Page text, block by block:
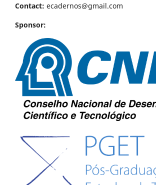
Contact: ecadernos@gmail.com
Sponsor: